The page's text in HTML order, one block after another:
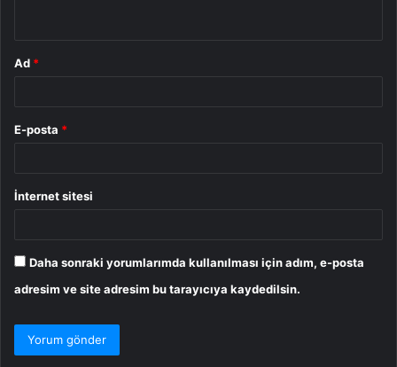
Ad *
E-posta *
İnternet sitesi
Daha sonraki yorumlarımda kullanılması için adım, e-posta
adresim ve site adresim bu tarayıcıya kaydedilsin.